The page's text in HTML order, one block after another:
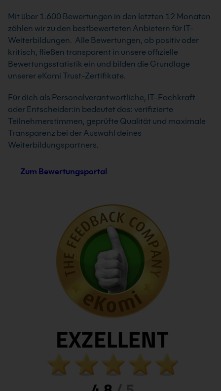
Mit über 1.600 Bewertungen in den letzten 12 Monaten
zählen wir zu den bestbewerteten Anbietern für IT-
Weiterbildungen. Alle Bewertungen, ob positiv oder
kritisch, fließen transparent in unsere offizielle
Bewertungsstatistik ein und bilden die Grundlage
unserer eKomi Trust-Zertifikate.
Für dich als Personalverantwortliche, IT-Fachkraft
oder Entscheider:in bedeutet das: verifizierte
Teilnehmerstimmen, geprüfte Qualität und maximale
Transparenz bei der Auswahl deines
Weiterbildungspartners.
Zum Bewertungsportal